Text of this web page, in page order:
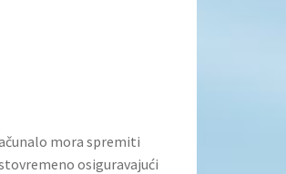
mora spremiti
osiguravajući